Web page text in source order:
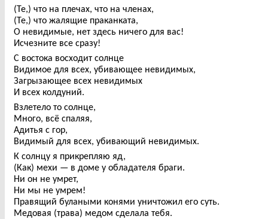
(Те,) что на плечах, что на членах,
(Те,) что жалящие праканката,
О невидимые, нет здесь ничего для вас!
Исчезните все сразу!
С востока восходит солнце
Видимое для всех, убивающее невидимых,
Загрызающее всех невидимых
И всех колдуний.
Взлетело то солнце,
Много, всё спаляя,
Адитья с гор,
Видимый для всех, убивающий невидимых.
К солнцу я прикрепляю яд,
(Как) мехи — в доме у обладателя браги.
Ни он не умрет,
Ни мы не умрем!
Правящий булаными конями уничтожил его суть.
Медовая (трава) медом сделала тебя.